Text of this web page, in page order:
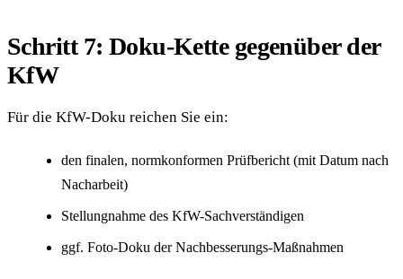
Schritt 7: Doku-Kette gegenüber der
KfW
Für die KfW-Doku reichen Sie ein:
den finalen, normkonformen Prüfbericht (mit Datum nach
Nacharbeit)
Stellungnahme des KfW-Sachverständigen
ggf. Foto-Doku der Nachbesserungs-Maßnahmen